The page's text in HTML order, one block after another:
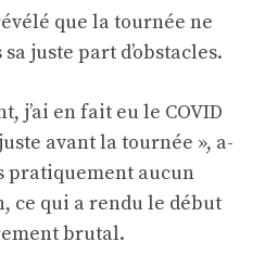
que la tournée ne
sa juste part d’obstacles.
j’ai en fait eu le COVID
avant la tournée », a-
pratiquement aucun
ce qui a rendu le début
brutal.